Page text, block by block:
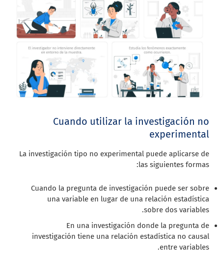
Cuando utilizar la investigación no
experimental
La investigación tipo no experimental puede aplicarse de
las siguientes formas:
Cuando la pregunta de investigación puede ser sobre
una variable en lugar de una relación estadística
sobre dos variables.
En una investigación donde la pregunta de
investigación tiene una relación estadística no causal
entre variables.